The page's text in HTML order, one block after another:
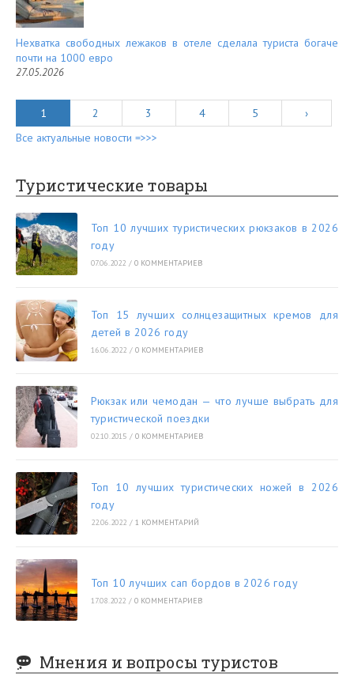
Нехватка свободных лежаков в отеле сделала туриста богаче
почти на 1000 евро
27.05.2026
1 2 3 4 5
›
Все актуальные новости =>>>
Туристические товары
Топ 10 лучших туристических рюкзаков в 2026
году
07.06.2022 / 0 КОММЕНТАРИЕВ
Топ 15 лучших солнцезащитных кремов для
детей в 2026 году
16.06.2022 / 0 КОММЕНТАРИЕВ
Рюкзак или чемодан — что лучше выбрать для
туристической поездки
02.10.2015 / 0 КОММЕНТАРИЕВ
Топ 10 лучших туристических ножей в 2026
году
22.06.2022 / 1 КОММЕНТАРИЙ
Топ 10 лучших сап бордов в 2026 году
17.08.2022 / 0 КОММЕНТАРИЕВ
Мнения и вопросы туристов